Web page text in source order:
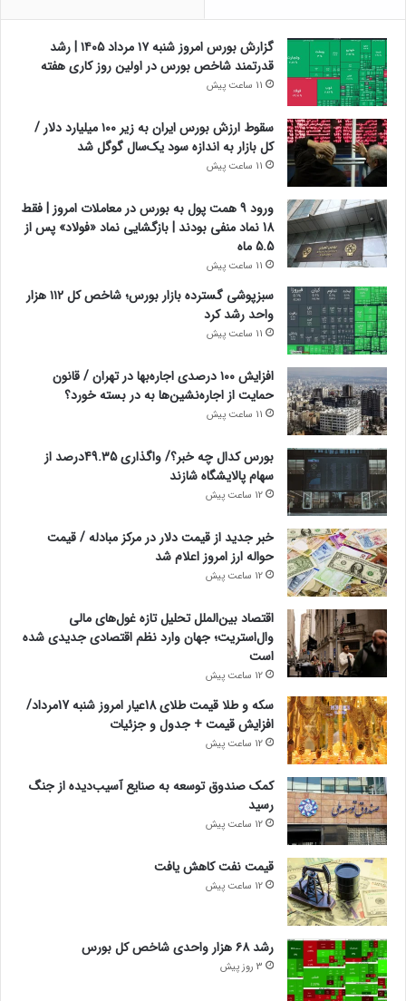
گزارش بورس امروز شنبه ۱۷ مرداد ۱۴۰۵ | رشد
قدرتمند شاخص بورس در اولین روز کاری هفته
11 ساعت پیش
سقوط ارزش بورس ایران به زیر ۱۰۰ میلیارد دلار /
کل بازار به اندازه سود یک‌سال گوگل شد
11 ساعت پیش
ورود 9 همت پول به بورس در معاملات امروز | فقط
18 نماد منفی بودند | بازگشایی نماد «فولاد» پس از
5.5 ماه
11 ساعت پیش
سبزپوشی گسترده بازار بورس؛ شاخص کل ۱۱۲ هزار
واحد رشد کرد
11 ساعت پیش
افزایش ۱۰۰ درصدی اجاره‌بها در تهران / قانون
حمایت از اجاره‌نشین‌ها به در بسته خورد؟
11 ساعت پیش
بورس کدال چه خبر؟/ واگذاری 49.35درصد از
سهام پالایشگاه شازند
12 ساعت پیش
خبر جدید از قیمت دلار در مرکز مبادله / قیمت
حواله ارز امروز اعلام شد
12 ساعت پیش
اقتصاد بین‌الملل تحلیل تازه غول‌های مالی
وال‌استریت؛ جهان وارد نظم اقتصادی جدیدی شده
است
12 ساعت پیش
سکه و طلا قیمت طلای 18عیار امروز شنبه 17مرداد/
افزایش قیمت + جدول و جزئیات
12 ساعت پیش
کمک صندوق توسعه به صنایع آسیب‌دیده از جنگ
رسید
12 ساعت پیش
قیمت نفت کاهش یافت
12 ساعت پیش
رشد ۶۸ هزار واحدی شاخص کل بورس
3 روز پیش